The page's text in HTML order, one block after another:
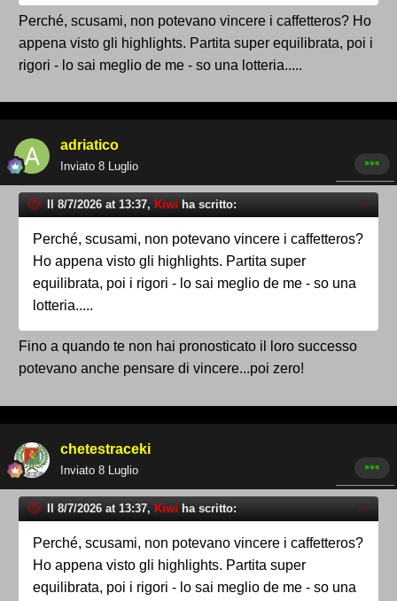
Perché, scusami, non potevano vincere i caffetteros? Ho
appena visto gli highlights. Partita super equilibrata, poi i
rigori - lo sai meglio de me - so una lotteria.....
adriatico
Inviato 8 Luglio
Il 8/7/2026 at 13:37, Kiwi ha scritto:
Perché, scusami, non potevano vincere i caffetteros?
Ho appena visto gli highlights. Partita super
equilibrata, poi i rigori - lo sai meglio de me - so una
lotteria.....
Fino a quando te non hai pronosticato il loro successo
potevano anche pensare di vincere...poi zero!
chetestraceki
Inviato 8 Luglio
Il 8/7/2026 at 13:37, Kiwi ha scritto:
Perché, scusami, non potevano vincere i caffetteros?
Ho appena visto gli highlights. Partita super
equilibrata, poi i rigori - lo sai meglio de me - so una